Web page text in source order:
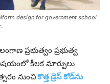
design for government school
ప్రభుత్వం ప్రభుత్వ
కీలక మార్పులు
నుంచికొత్త డ్రెస్ కోడ్‌ను